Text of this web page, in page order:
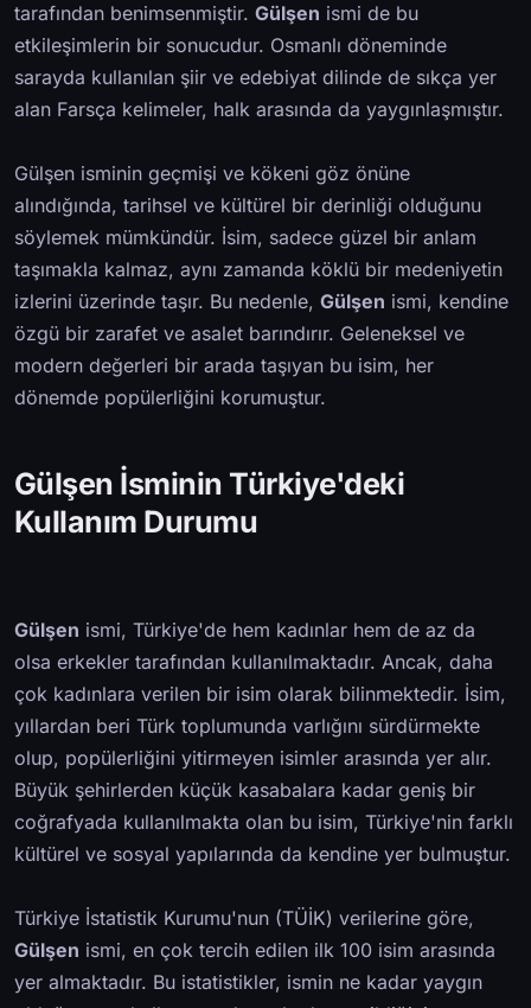
tarafından benimsenmiştir. Gülşen ismi de bu
etkileşimlerin bir sonucudur. Osmanlı döneminde
sarayda kullanılan şiir ve edebiyat dilinde de sıkça yer
alan Farsça kelimeler, halk arasında da yaygınlaşmıştır.
Gülşen isminin geçmişi ve kökeni göz önüne
alındığında, tarihsel ve kültürel bir derinliği olduğunu
söylemek mümkündür. İsim, sadece güzel bir anlam
taşımakla kalmaz, aynı zamanda köklü bir medeniyetin
izlerini üzerinde taşır. Bu nedenle, Gülşen ismi, kendine
özgü bir zarafet ve asalet barındırır. Geleneksel ve
modern değerleri bir arada taşıyan bu isim, her
dönemde popülerliğini korumuştur.
Gülşen İsminin Türkiye'deki
Kullanım Durumu
Gülşen ismi, Türkiye'de hem kadınlar hem de az da
olsa erkekler tarafından kullanılmaktadır. Ancak, daha
çok kadınlara verilen bir isim olarak bilinmektedir. İsim,
yıllardan beri Türk toplumunda varlığını sürdürmekte
olup, popülerliğini yitirmeyen isimler arasında yer alır.
Büyük şehirlerden küçük kasabalara kadar geniş bir
coğrafyada kullanılmakta olan bu isim, Türkiye'nin farklı
kültürel ve sosyal yapılarında da kendine yer bulmuştur.
Türkiye İstatistik Kurumu'nun (TÜİK) verilerine göre,
Gülşen ismi, en çok tercih edilen ilk 100 isim arasında
yer almaktadır. Bu istatistikler, ismin ne kadar yaygın